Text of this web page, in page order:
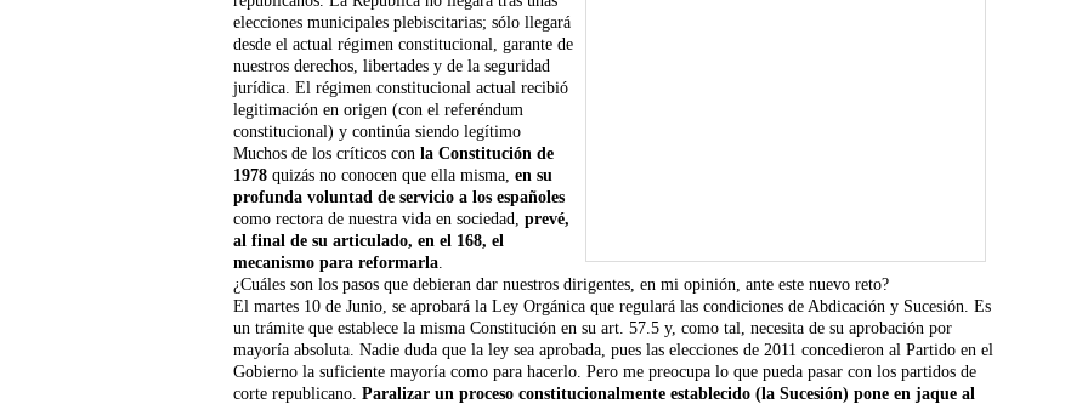
elecciones municipales plebiscitarias; sólo llegará
desde el actual régimen constitucional, garante de
nuestros derechos, libertades y de la seguridad
jurídica. El régimen constitucional actual recibió
legitimación en origen (con el referéndum
constitucional) y continúa siendo legítimo
Muchos de los críticos con la Constitución de
1978 quizás no conocen que ella misma, en su
profunda voluntad de servicio a los españoles
como rectora de nuestra vida en sociedad, prevé,
al final de su articulado, en el 168, el
mecanismo para reformarla.
¿Cuáles son los pasos que debieran dar nuestros dirigentes, en mi opinión, ante este nuevo reto?
El martes 10 de Junio, se aprobará la Ley Orgánica que regulará las condiciones de Abdicación y Sucesión. Es
un trámite que establece la misma Constitución en su art. 57.5 y, como tal, necesita de su aprobación por
mayoría absoluta. Nadie duda que la ley sea aprobada, pues las elecciones de 2011 concedieron al Partido en el
Gobierno la suficiente mayoría como para hacerlo. Pero me preocupa lo que pueda pasar con los partidos de
corte republicano. Paralizar un proceso constitucionalmente establecido (la Sucesión) pone en jaque al